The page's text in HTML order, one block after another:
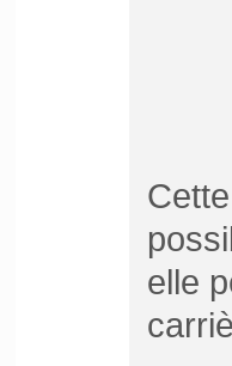
elle